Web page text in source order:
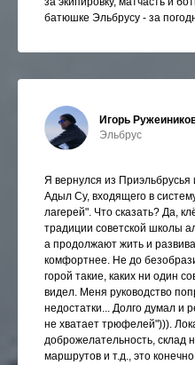
батюшке Эльбрусу - за
Игорь
Эльбрус
Я вернулся из Приэльбрусья
Адыл Су, входящего в
лагерей". Что сказать? Да,
традиции советской школы
а продолжают жить и
комфортнее. Не до
горой такие, каких ни один
видел. Меня руководство
недостатки... Долго думал и
не хватает трюфелей"))).
доброжелательность, склад
маршрутов и т.д., это